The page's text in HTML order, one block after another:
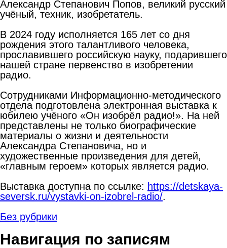
Александр Степанович Попов, великий русский
учёный, техник, изобретатель.
В 2024 году исполняется 165 лет со дня
рождения этого талантливого человека,
прославившего российскую науку, подарившего
нашей стране первенство в изобретении
радио.
Сотрудниками Информационно-методического
отдела подготовлена электронная выставка к
юбилею учёного «Он изобрёл радио!». На ней
представлены не только биографические
материалы о жизни и деятельности
Александра Степановича, но и
художественные произведения для детей,
«главным героем» которых является радио.
Выставка доступна по ссылке: https://detskaya-
seversk.ru/vystavki-on-izobrel-radio/.
Без рубрики
Навигация по записям